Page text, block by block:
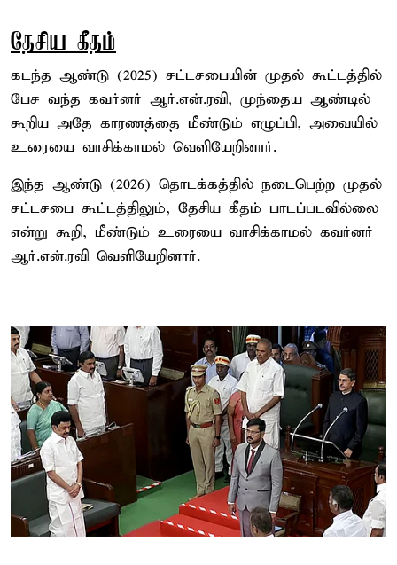
தேசிய கீதம்
கடந்த ஆண்டு (2025) சட்டசபையின் முதல் கூட்டத்தில்
பேச வந்த கவர்னர் ஆர்.என்.ரவி, முந்தைய ஆண்டில்
கூறிய அதே காரணத்தை மீண்டும் எழுப்பி, அவையில்
உரையை வாசிக்காமல் வெளியேறினார்.
இந்த ஆண்டு (2026) தொடக்கத்தில் நடைபெற்ற முதல்
சட்டசபை கூட்டத்திலும், தேசிய கீதம் பாடப்படவில்லை
என்று கூறி, மீண்டும் உரையை வாசிக்காமல் கவர்னர்
ஆர்.என்.ரவி வெளியேறினார்.